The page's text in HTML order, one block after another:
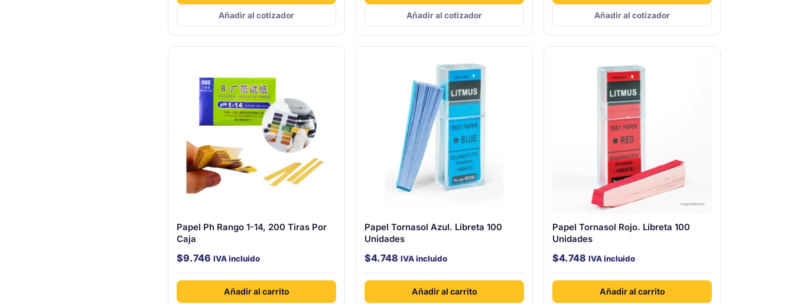
Añadir al cotizador Añadir al cotizador Añadir al cotizador
Papel Ph Rango 1-14, 200 Tiras Por
Caja
$9.746 IVA incluido
Añadir al carrito
Papel Tornasol Azul. Libreta 100
Unidades
$4.748 IVA incluido
Añadir al carrito
Papel Tornasol Rojo. Libreta 100
Unidades
$4.748 IVA incluido
Añadir al carrito